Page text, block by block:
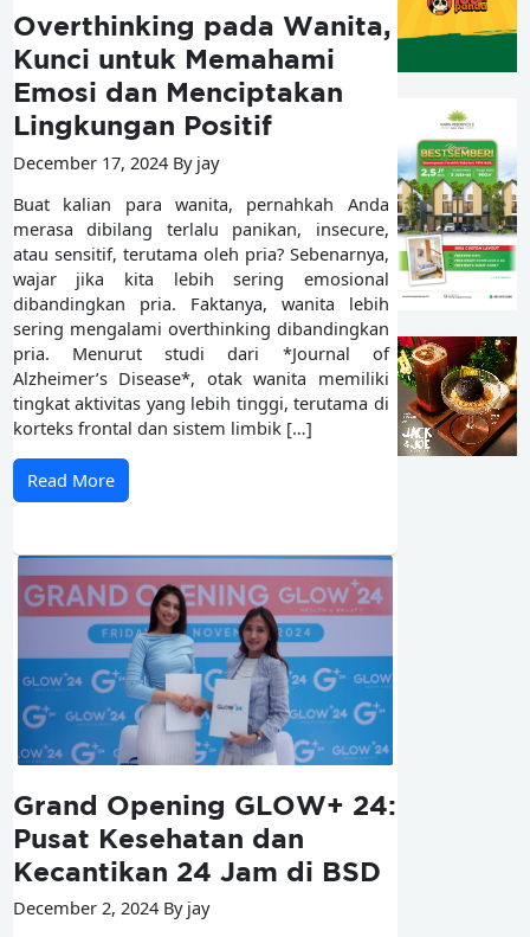
Overthinking pada Wanita,
Kunci untuk Memahami
Emosi dan Menciptakan
Lingkungan Positif
December 17, 2024 By jay
Buat kalian para wanita, pernahkah Anda
merasa dibilang terlalu panikan, insecure,
atau sensitif, terutama oleh pria? Sebenarnya,
wajar jika kita lebih sering emosional
dibandingkan pria. Faktanya, wanita lebih
sering mengalami overthinking dibandingkan
pria. Menurut studi dari *Journal of
Alzheimer’s Disease*, otak wanita memiliki
tingkat aktivitas yang lebih tinggi, terutama di
korteks frontal dan sistem limbik […]
Read More
Grand Opening GLOW+ 24:
Pusat Kesehatan dan
Kecantikan 24 Jam di BSD
December 2, 2024 By jay